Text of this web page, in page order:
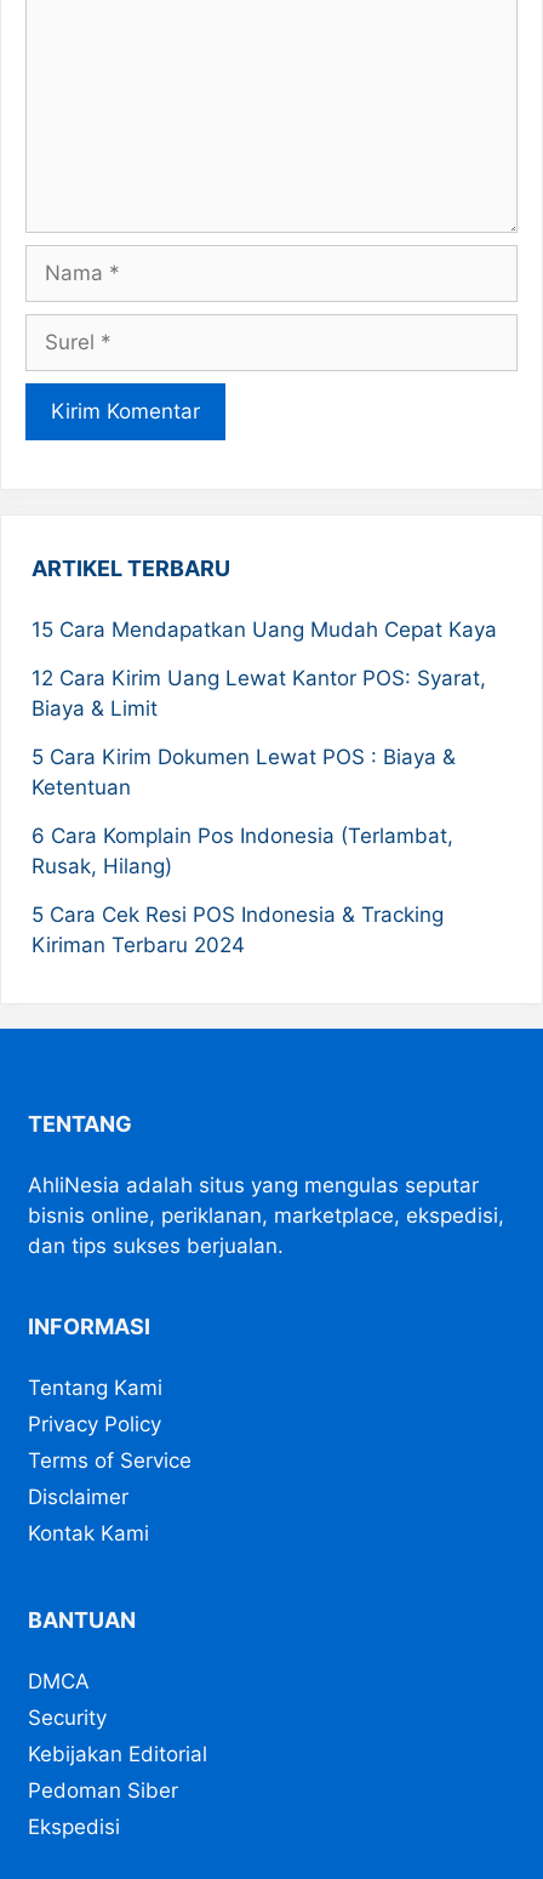
Nama
Surel
ARTIKEL TERBARU
15 Cara Mendapatkan Uang Mudah Cepat Kaya
12 Cara Kirim Uang Lewat Kantor POS: Syarat,
Biaya & Limit
5 Cara Kirim Dokumen Lewat POS : Biaya &
Ketentuan
6 Cara Komplain Pos Indonesia (Terlambat,
Rusak, Hilang)
5 Cara Cek Resi POS Indonesia & Tracking
Kiriman Terbaru 2024
TENTANG
AhliNesia adalah situs yang mengulas seputar
bisnis online, periklanan, marketplace, ekspedisi,
dan tips sukses berjualan.
INFORMASI
Tentang Kami
Privacy Policy
Terms of Service
Disclaimer
Kontak Kami
BANTUAN
DMCA
Security
Kebijakan Editorial
Pedoman Siber
Ekspedisi